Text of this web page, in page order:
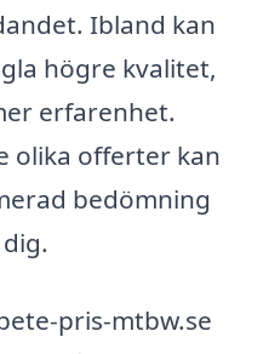
Ibland kan
högre kvalitet,
erfarenhet.
olika offerter kan
bedömning
pris-mtbw.se